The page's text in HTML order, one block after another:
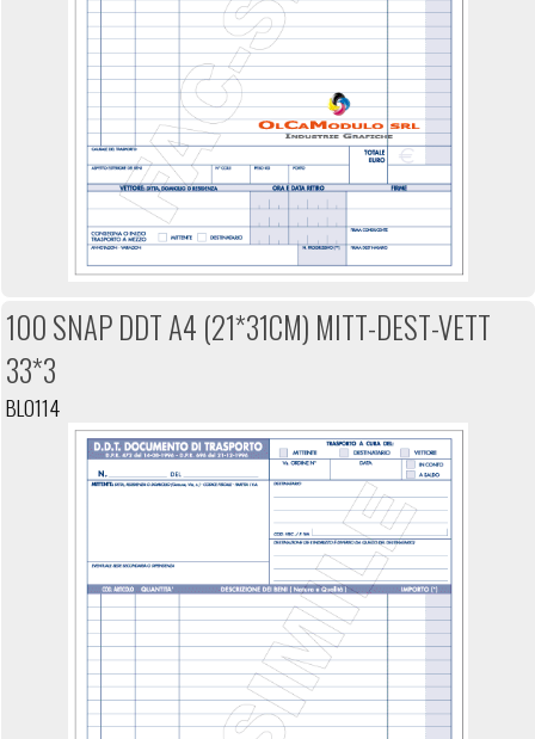
100 SNAP DDT A4 (21*31CM) MITT-DEST-VETT
33*3
BL0114